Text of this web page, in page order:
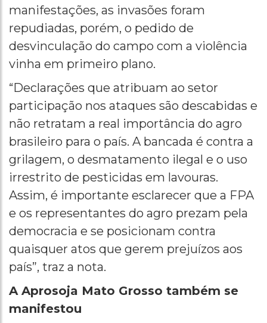
manifestações, as invasões foram
repudiadas, porém, o pedido de
desvinculação do campo com a violência
vinha em primeiro plano.
“Declarações que atribuam ao setor
participação nos ataques são descabidas e
não retratam a real importância do agro
brasileiro para o país. A bancada é contra a
grilagem, o desmatamento ilegal e o uso
irrestrito de pesticidas em lavouras.
Assim, é importante esclarecer que a FPA
e os representantes do agro prezam pela
democracia e se posicionam contra
quaisquer atos que gerem prejuízos aos
país”, traz a nota.
A Aprosoja Mato Grosso também se
manifestou